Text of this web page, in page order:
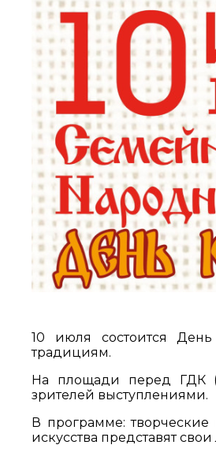
10 июля состоится
традициям.
На площади перед ГДК
зрителей выступлениями.
В программе: творческие
искусства представят